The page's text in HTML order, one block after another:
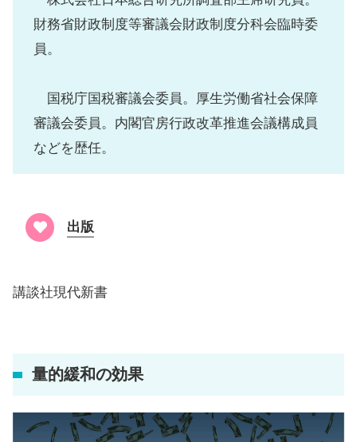
財務省財政制度等審議会財政制度分科会臨時委
員。
国税庁国税審議会委員。厚生労働省社会保障
審議会委員。内閣官房行政改革推進会議構成員
などを歴任。
出版
講談社現代新書
量的緩和の効果